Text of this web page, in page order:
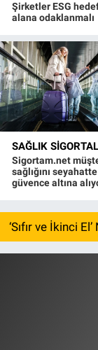
Şirketler ESG
alana odaklanmalı
SAĞLIK
Sigortam.net
sağlığını
güvence altına
‘Sıfır ve İkinci